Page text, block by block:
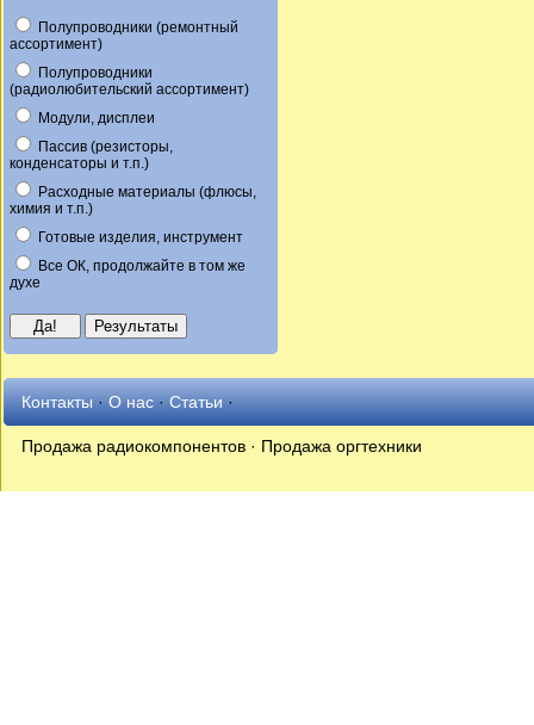
Полупроводники (ремонтный
ассортимент)
Полупроводники
(радиолюбительский ассортимент)
Модули, дисплеи
Пассив (резисторы,
конденсаторы и т.п.)
Расходные материалы (флюсы,
химия и т.п.)
Готовые изделия, инструмент
Все ОК, продолжайте в том же
духе
Контакты·О нас·Статьи·
Продажа радиокомпонентов · Продажа оргтехники